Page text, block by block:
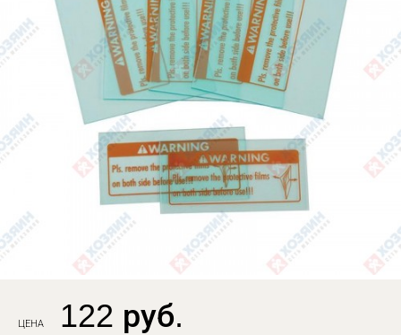
ЦЕНА 122 руб.